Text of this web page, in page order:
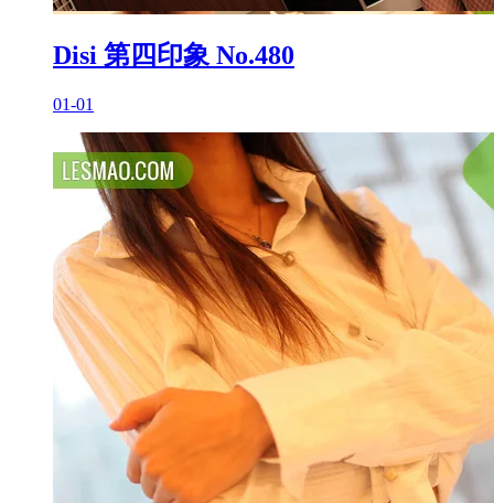
Disi 第四印象 No.480
01-01